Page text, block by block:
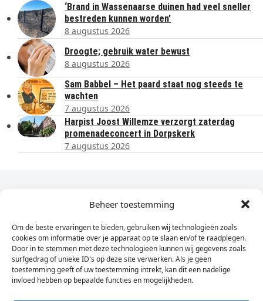
Beheer toestemming
Om de beste ervaringen te bieden, gebruiken wij technologieën zoals
cookies om informatie over je apparaat op te slaan en/of te raadplegen.
Door in te stemmen met deze technologieën kunnen wij gegevens zoals
surfgedrag of unieke ID's op deze site verwerken. Als je geen
toestemming geeft of uw toestemming intrekt, kan dit een nadelige
invloed hebben op bepaalde functies en mogelijkheden.
‘Brand in Wassenaarse duinen had veel sneller
bestreden kunnen worden’
8 augustus 2026
Droogte; gebruik water bewust
8 augustus 2026
Sam Babbel – Het paard staat nog steeds te
wachten
7 augustus 2026
Harpist Joost Willemze verzorgt zaterdag
promenadeconcert in Dorpskerk
7 augustus 2026
Dagelijks het laatste nieuws in je e-mail?
Vul
hier
je
e-
mailadres
Sign Up